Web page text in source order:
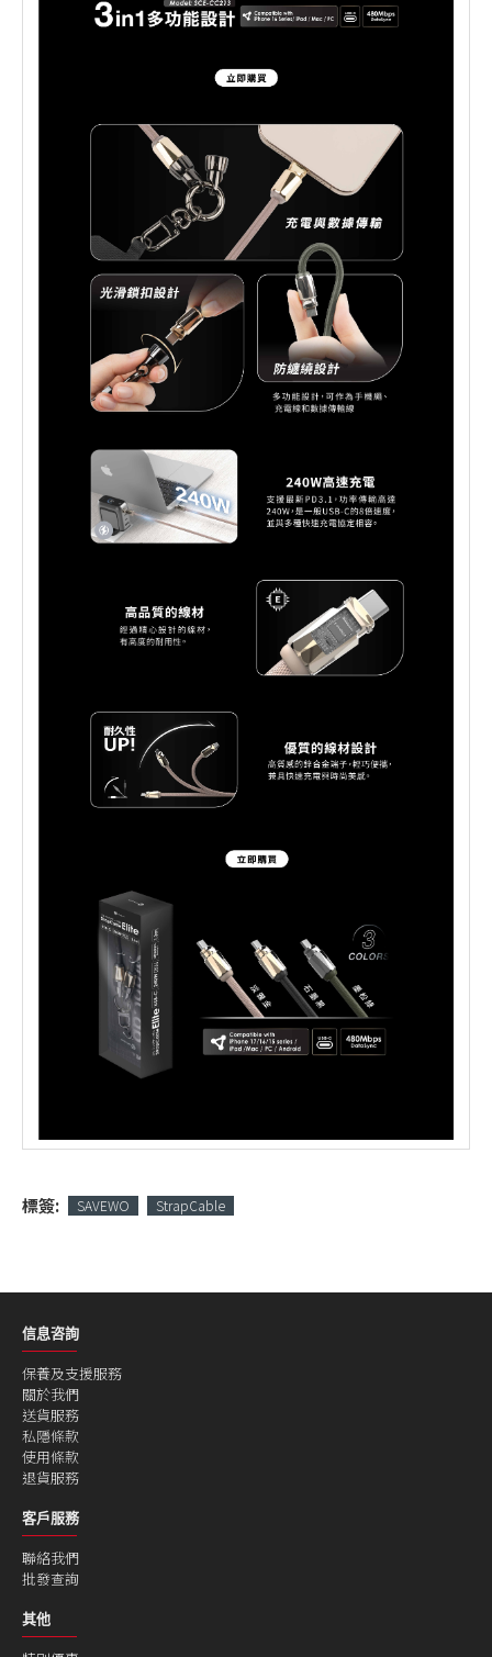
標簽: SAVEWO StrapCable
信息咨詢
保養及支援服務
關於我們
送貨服務
私隱條款
使用條款
退貨服務
客戶服務
聯絡我們
批發查詢
其他